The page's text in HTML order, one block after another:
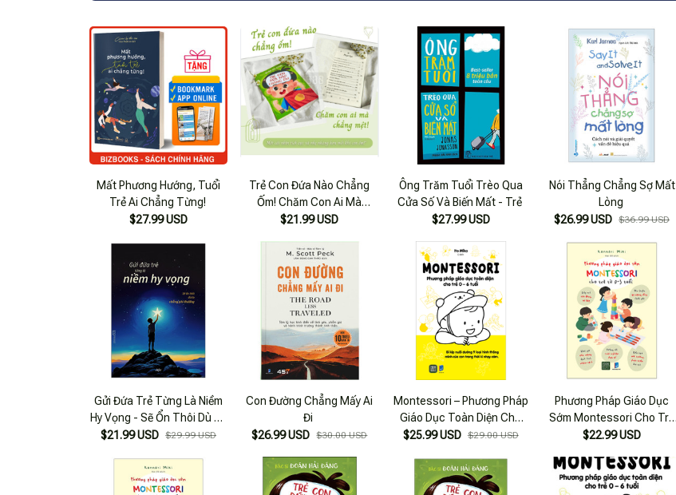
Mất Phương Hướng, Tuổi
Trẻ Ai Chẳng Từng!
$27.99 USD
Trẻ Con Đứa Nào Chẳng
Ốm! Chăm Con Ai Mà
Chẳng Mệt!
$21.99 USD
Ông Trăm Tuổi Trèo Qua
Cửa Số Và Biến Mất - Trẻ
$27.99 USD
Nói Thẳng Chẳng Sợ Mất
Lòng
$26.99 USD $36.99 USD
Gửi Đứa Trẻ Từng Là Niềm
Hy Vọng - Sẽ Ổn Thôi Dù Ta
Chẳng Phi Thường
$21.99 USD $29.99 USD
Con Đường Chẳng Mấy Ai
Đi
$26.99 USD
$30.00 USD
Montessori – Phương Pháp
Giáo Dục Toàn Diện Cho
Trẻ 0-6 Tuổi
$25.99 USD $29.00 USD
Phương Pháp Giáo Dục
Sớm Montessori Cho Trẻ
Từ 0 – 3 Tuổi
$22.99 USD